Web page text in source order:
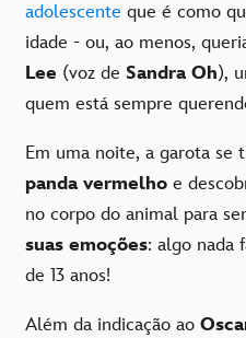
adolescente que é como
idade - ou, ao menos,
Lee (voz de Sandra Oh),
quem está sempre
Em uma noite, a garota se
panda vermelho e
no corpo do animal para
suas emoções: algo nada
de 13 anos!
Além da indicação ao